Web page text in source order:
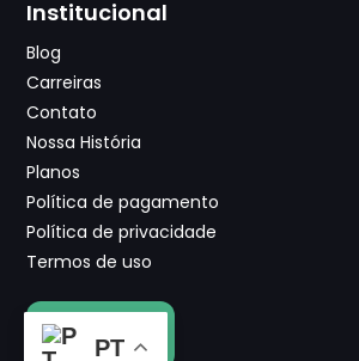
Institucional
Blog
Carreiras
Contato
Nossa História
Planos
Política de pagamento
Política de privacidade
Termos de uso
VER OFERTA
PT